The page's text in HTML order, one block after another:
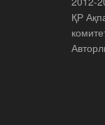
ҚР